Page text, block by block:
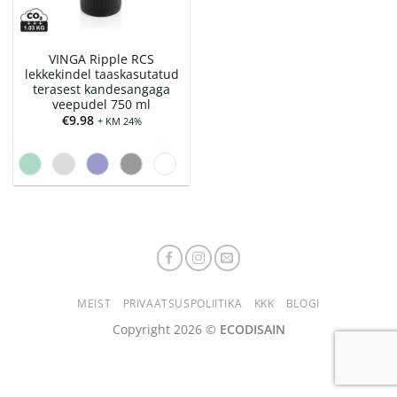
VINGA Ripple RCS
lekkekindel taaskasutatud
terasest kandesangaga
veepudel 750 ml
€9.98 + KM 24%
MEIST PRIVAATSUSPOLIITIKA KKK BLOGI
Copyright 2026 © ECODISAIN